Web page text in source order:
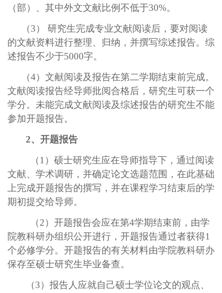
（部）、其中外文文献比例不低于30%。
（3） 研究生完成专业文献阅读后，要对阅读
的文献资料进行整理、归纳，并撰写综述报告。综
述报告不少于5000字。
（4）文献阅读及报告在第二学期结束前完成。
文献阅读报告经导师批阅合格后，研究生可获一个
学分。未能完成文献阅读及综述报告的研究生不能
参加开题报告。
2、开题报告
（1）硕士研究生应在导师指导下，通过阅读
文献、学术调研，并确定论文选题范围，在此基础
上完成开题报告的撰写，并在课程学习结束后的学
期初提交给导师。
（2）开题报告会应在第4学期结束前，由学
院教科研办组织公开进行，开题报告通过者获得1
个必修学分。开题报告的有关材料由学院教科研办
保存至硕士研究生毕业备查。
（3）报告人应就自己硕士学位论文的观点、